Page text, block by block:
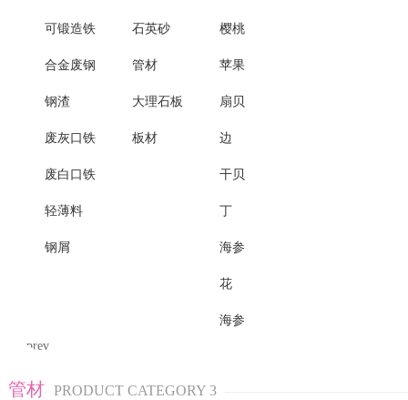
可锻造铁
合金废钢
钢渣
废灰口铁
废白口铁
轻薄料
钢屑
石英砂
管材
大理石板
板材
樱桃
苹果
扇贝
边
干贝
丁
海参
花
海参
prev
管材 PRODUCT CATEGORY 3